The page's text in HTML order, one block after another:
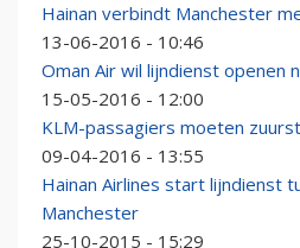
Hainan verbindt Manchester
13-06-2016 - 10:46
Oman Air wil lijndienst openen
15-05-2016 - 12:00
KLM-passagiers moeten
09-04-2016 - 13:55
Hainan Airlines start lijndienst
Manchester
25-10-2015 - 15:29